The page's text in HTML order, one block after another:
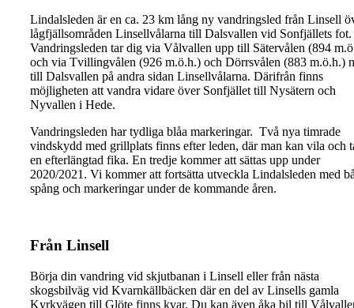
Lindalsleden är en ca. 23 km lång ny vandringsled från Linsell
lågfjällsområden Linsellvålarna till Dalsvallen vid Sonfjällets fot.
Vandringsleden tar dig via Vålvallen upp till Sätervålen (894
och via Tvillingvålen (926 m.ö.h.) och Dörrsvålen (883 m.ö.h.)
till Dalsvallen på andra sidan Linsellvålarna. Därifrån finns
möjligheten att vandra vidare över Sonfjället till Nysätern och
Nyvallen i Hede.
Vandringsleden har tydliga blåa markeringar. Två nya timrade
vindskydd med grillplats finns efter leden, där man kan vila och
en efterlängtad fika. En tredje kommer att sättas upp under
2020/2021. Vi kommer att fortsätta utveckla Lindalsleden med
spång och markeringar under de kommande åren.
Från Linsell
Börja din vandring vid skjutbanan i Linsell eller från nästa
skogsbilväg vid Kvarnkällbäcken där en del av Linsells gamla
Kyrkvägen till Glöte finns kvar. Du kan även åka bil till